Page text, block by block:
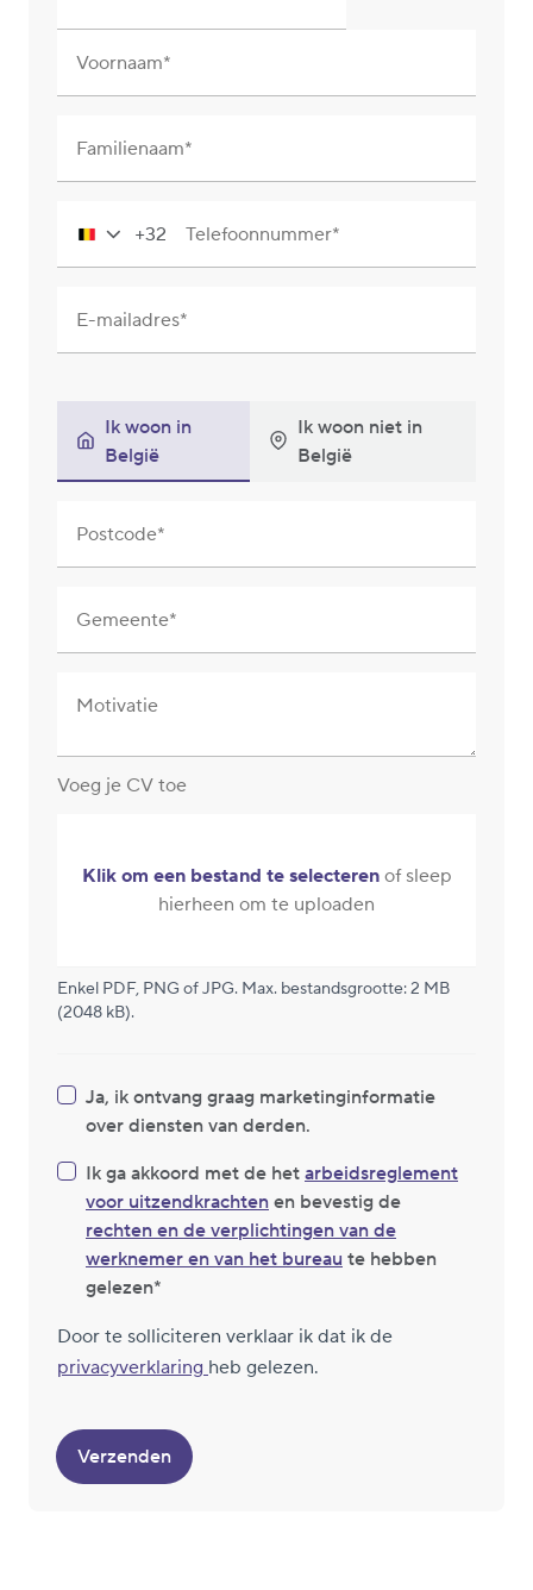
Voornaam
Familienaam
Belgium
+32
+32 Telefoonnummer
E-mailadres
Ik woon in
België
Ik woon niet in
België
Postcode
Gemeente
Motivatie
Voeg je CV toe
Klik om een bestand te selecterenof sleep
hierheen om te uploaden
Enkel PDF, PNG of JPG. Max. bestandsgrootte: 2 MB
(2048 kB).
Ja, ik ontvang graag marketinginformatie
over diensten van derden.
Ik ga akkoord met de het arbeidsreglement
voor uitzendkrachten en bevestig de
rechten en de verplichtingen van de
werknemer en van het bureau te hebben
gelezen
Door te solliciteren verklaar ik dat ik de
privacyverklaring heb gelezen.
Verzenden